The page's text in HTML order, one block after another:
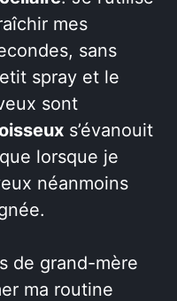
mes
sans
spray et le
sont
s’évanouit
lorsque je
néanmoins
de grand-mère
ma routine